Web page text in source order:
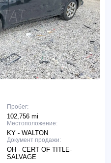
Пробег:
102,756 mi
Местоположение:
KY - WALTON
Документ продажи:
OH - CERT OF TITLE-
SALVAGE